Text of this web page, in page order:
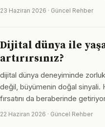
23 Haziran 2026 · Güncel Rehber
Dijital dünya ile
artırırsınız?
dijital dünya deneyiminde
değil, büyümenin doğal sinyali.
fırsatını da beraberinde
22 Haziran 2026 · Güncel Rehber